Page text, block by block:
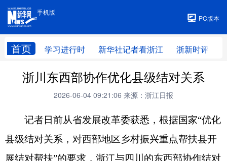
手机版
PC版本
首页 学习进行时 新华社记者看浙江 浙新时评
手机版
浙川东西部协作优化县级结对关系
2026-06-04 09:21:06 来源：浙江日报
记者日前从省发展改革委获悉，根据国家“优化
县级结对关系，对西部地区乡村振兴重点帮扶县开
展结对帮扶”的要求，浙江与四川的东西部协作结对